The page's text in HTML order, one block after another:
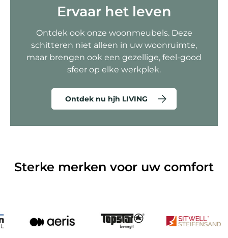
Ervaar het leven
Ontdek ook onze woonmeubels. Deze
schitteren niet alleen in uw woonruimte,
maar brengen ook een gezellige, feel-good
sfeer op elke werkplek.
Ontdek nu hjh LIVING
Sterke merken voor uw comfort